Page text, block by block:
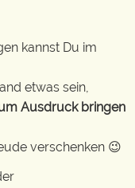
kannst Du im
etwas sein,
Ausdruck bringen
verschenken 😉